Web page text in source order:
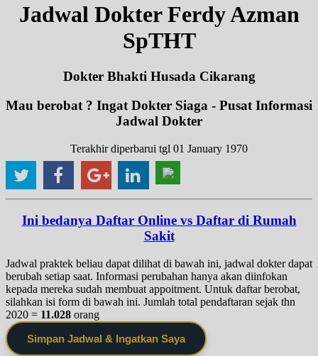
Jadwal Dokter Ferdy Azman
SpTHT
Dokter Bhakti Husada Cikarang
Mau berobat ? Ingat Dokter Siaga - Pusat Informasi
Jadwal Dokter
Terakhir diperbarui tgl 01 January 1970
Ini bedanya Daftar Online vs Daftar di Rumah
Sakit
Jadwal praktek beliau dapat dilihat di bawah ini, jadwal dokter dapat
berubah setiap saat. Informasi perubahan hanya akan diinfokan
kepada mereka sudah membuat appoitment. Untuk daftar berobat,
silahkan isi form di bawah ini. Jumlah total pendaftaran sejak thn
2020 = 11.028 orang
Simpan Jadwal & Ingatkan Saya